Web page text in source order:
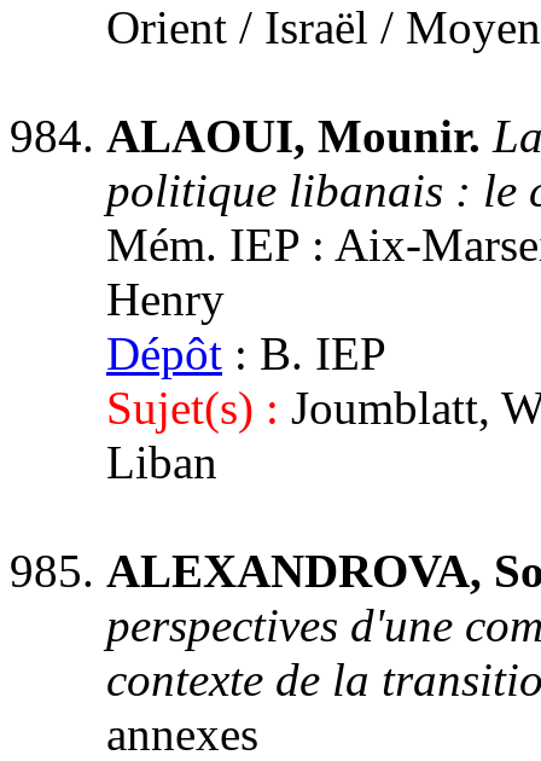
Orient / Israël /
ALAOUI, Mounir.
politique libanais : le
Mém. IEP : Aix-
Henry
Dépôt : B. IEP
Sujet(s) : Joumblatt,
Liban
ALEXANDROVA,
perspectives d'une
contexte de la
annexes